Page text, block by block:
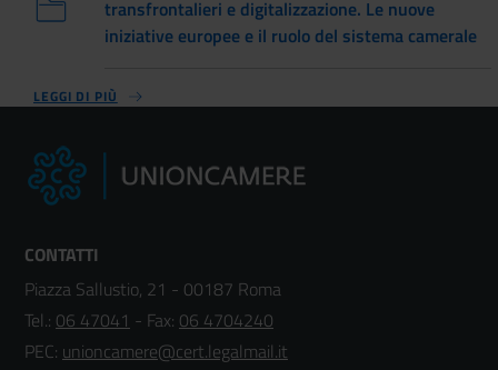
transfrontalieri e digitalizzazione. Le nuove
iniziative europee e il ruolo del sistema camerale
LEGGI DI PIÙ
CONTATTI
Piazza Sallustio, 21 - 00187 Roma
Tel.: 06 47041 - Fax: 06 4704240
PEC: unioncamere@cert.legalmail.it